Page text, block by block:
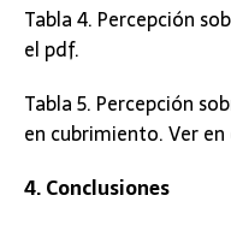
Tabla 4. Percepción
el pdf.
Tabla 5. Percepción
en cubrimiento. Ver
4. Conclusiones